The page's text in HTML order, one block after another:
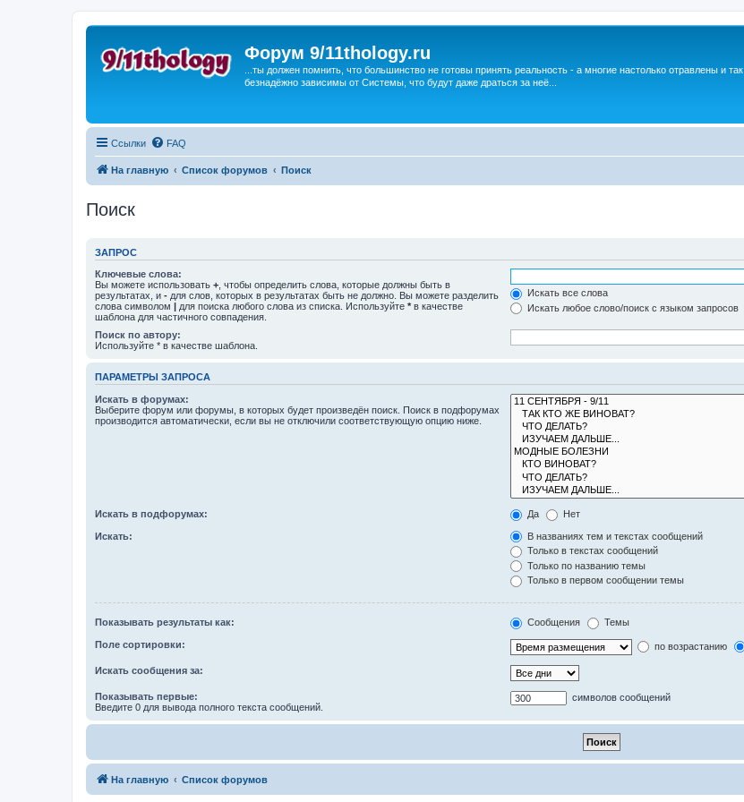
Форум 9/11thology.ru
...ты должен помнить, что большинство не готовы принять реальность - а многие настолько отравлены и так
безнадёжно зависимы от Системы, что будут даже драться за неё...
Ссылки FAQ
На главную Список форумов Поиск
Поиск
ЗАПРОС
Ключевые слова:
Вы можете использовать + , чтобы определить слова, которые должны быть в
результатах, и - для слов, которых в результатах быть не должно. Вы можете разделить
слова символом | для поиска любого слова из списка. Используйте * в качестве
шаблона для частичного совпадения.
Искать все слова
Искать любое слово/поиск с языком запросов
Поиск по автору:
Используйте * в качестве шаблона.
ПАРАМЕТРЫ ЗАПРОСА
Искать в форумах:
Выберите форум или форумы, в которых будет произведён поиск. Поиск в подфорумах
производится автоматически, если вы не отключили соответствующую опцию ниже.
Искать в подфорумах: Да Нет
Искать:
В названиях тем и текстах сообщений
Только в текстах сообщений
Только по названию темы
Только в первом сообщении темы
Показывать результаты как: Сообщения Темы
Поле сортировки: по возрастанию
Искать сообщения за:
Показывать первые:
Введите 0 для вывода полного текста сообщений.
символов сообщений
На главную Список форумов